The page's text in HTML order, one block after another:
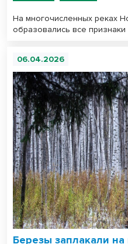
На многочисленных реках
образовались все
06.04.2026
Березы заплакали